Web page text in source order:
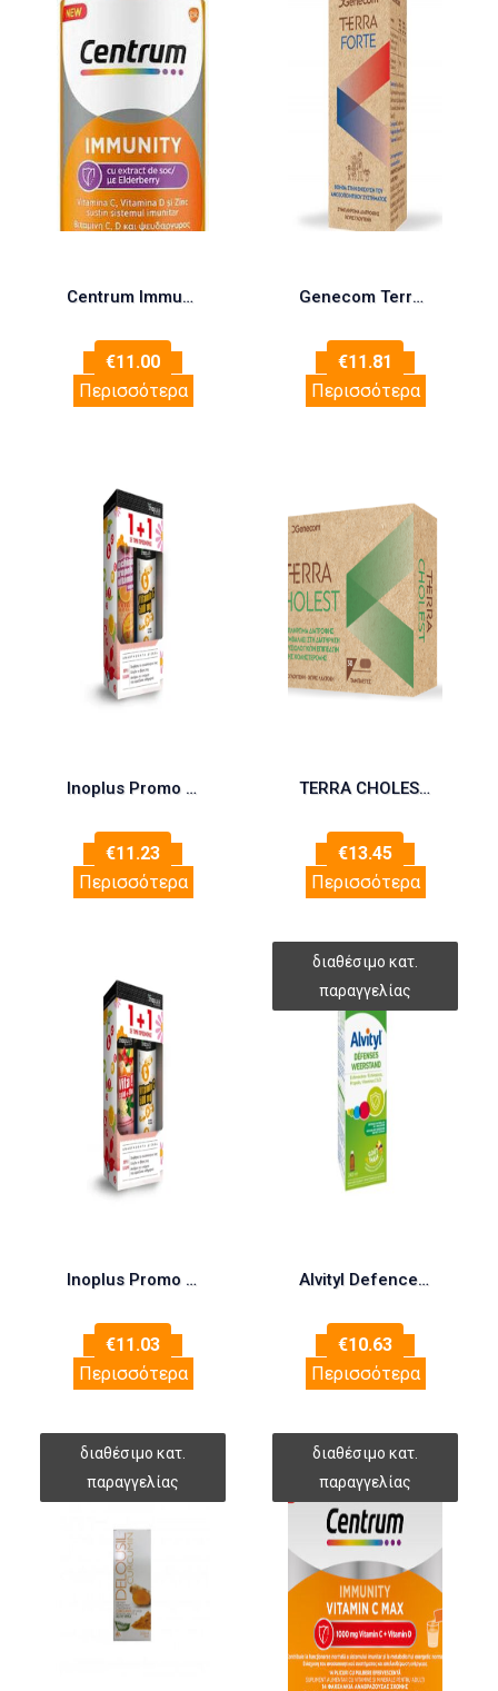
Centrum Immunity Elderberry 60 μαλακές κάψουλες
€11.00
Περισσότερα
Genecom Terra Forte 100ml
€11.81
Περισσότερα
Inoplus Promo 1+1 Echinacea Propolis Vitamin C 1000mg, 20 eff.tabs & Vitamin C 500mg, 20 eff.tabs
€11.23
Περισσότερα
TERRA CHOLEST 30 TABS
€13.45
Περισσότερα
Inoplus Promo Vita Cold & Flu, 20 eff tabs & Vitamin C 500 mg με γεύση πορτοκάλι, 20 eff tabs
€11.03
Περισσότερα
Alvityl Defences Σιρόπι με Εχινάκεια, Πρόπολη, Βιταμίνη C & D για Ενίσχυση Άμυνας του Οργανισμού & Πρόληψη Κρυολογήματος – Παιδιά & Ενήλικες, 150ml Alvityl
€10.63
Περισσότερα